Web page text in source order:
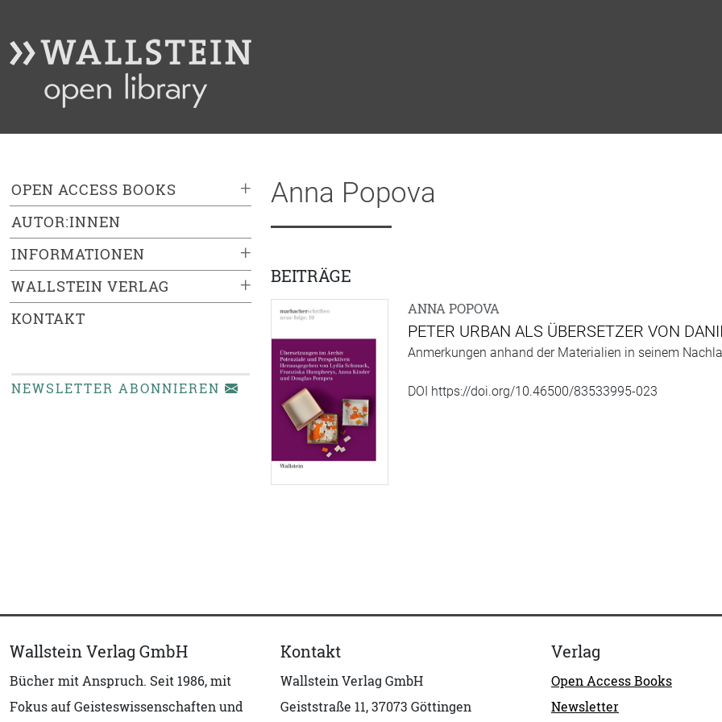
+
OPEN ACCESS BOOKS
AUTOR:INNEN
+
INFORMATIONEN
+
WALLSTEIN VERLAG
KONTAKT
NEWSLETTER ABONNIEREN
Anna Popova
BEITRÄGE
ANNA POPOVA
PETER URBAN ALS ÜBERSETZER VON
Anmerkungen anhand der Materialien in seinem
DOI https://doi.org/10.46500/83533995-023
Wallstein Verlag GmbH
Bücher mit Anspruch. Seit 1986, mit
Fokus auf Geisteswissenschaften und
Kontakt
Wallstein Verlag GmbH
Geiststraße 11, 37073 Göttingen
Verlag
Open Access Books
Newsletter